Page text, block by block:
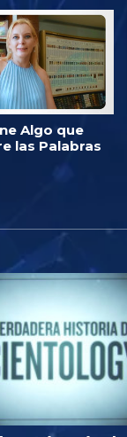
Algo que
las Palabras